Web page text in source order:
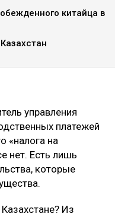
китайца в
управления
платежей
«налога на
нет. Есть лишь
которые
Из